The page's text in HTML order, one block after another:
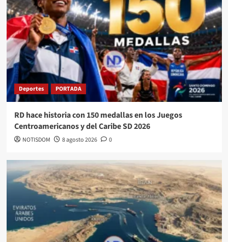
Deportes PORTADA
RD hace historia con 150 medallas en los Juegos
Centroamericanos y del Caribe SD 2026
NOTISDOM 8 agosto 2026 0